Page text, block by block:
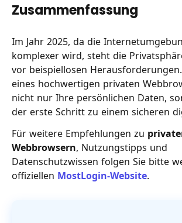
Zusammenfassung
Im Jahr 2025, da die
komplexer wird, steht die
vor beispiellosen
eines hochwertigen privaten
nicht nur Ihre persönlichen Daten,
der erste Schritt zu einem sicheren
Für weitere Empfehlungen zu
Webbrowsern, Nutzungstipps und
Datenschutzwissen folgen Sie bitte
offiziellen MostLogin-Website.